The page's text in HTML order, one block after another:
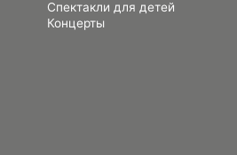
Спектакли для детей
Концерты